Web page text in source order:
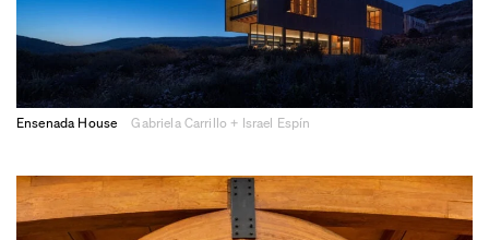
Ensenada House Gabriela Carrillo + Israel Espín